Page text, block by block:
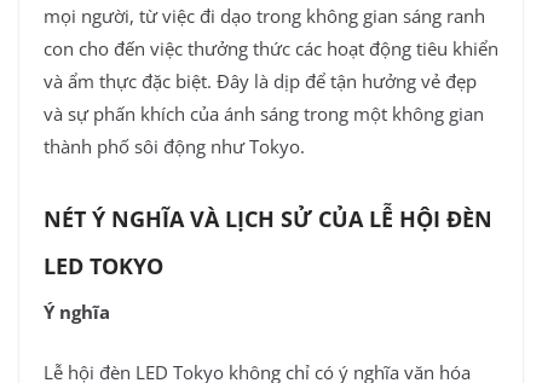
mọi người, từ việc đi dạo trong không gian sáng ranh
con cho đến việc thưởng thức các hoạt động tiêu khiển
và ẩm thực đặc biệt. Đây là dịp để tận hưởng vẻ đẹp
và sự phấn khích của ánh sáng trong một không gian
thành phố sôi động như Tokyo.
NÉT Ý NGHĨA VÀ LỊCH SỬ CỦA LỄ HỘI ĐÈN
LED TOKYO
Ý nghĩa
Lễ hội đèn LED Tokyo không chỉ có ý nghĩa văn hóa